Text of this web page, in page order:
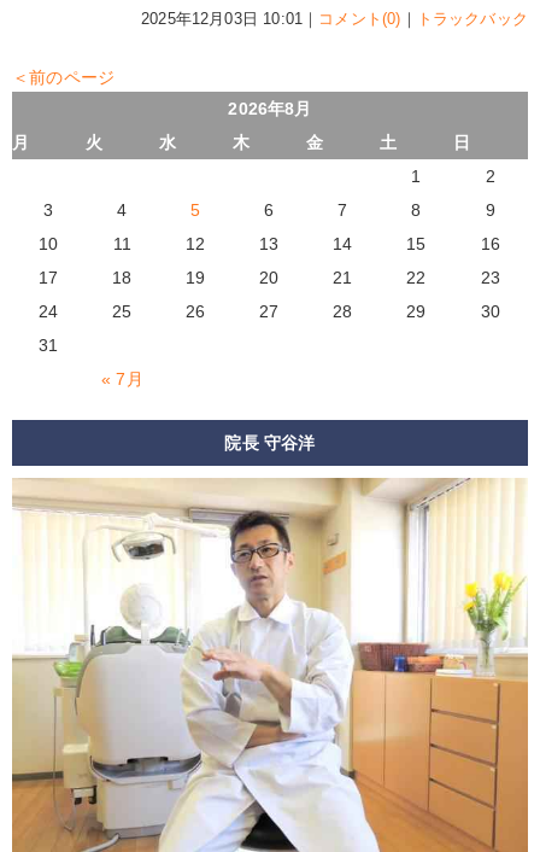
2025年12月03日 10:01｜ コメント(0) ｜ トラックバック
＜前のページ
2026年8月
月
火 水 木 金 土 日
« 7月
1
2
3
4 5 6 7 8
9
10
11 12 13 14 15
16
17
18 19 20 21 22
23
24
25 26 27 28 29
30
31
院長 守谷洋